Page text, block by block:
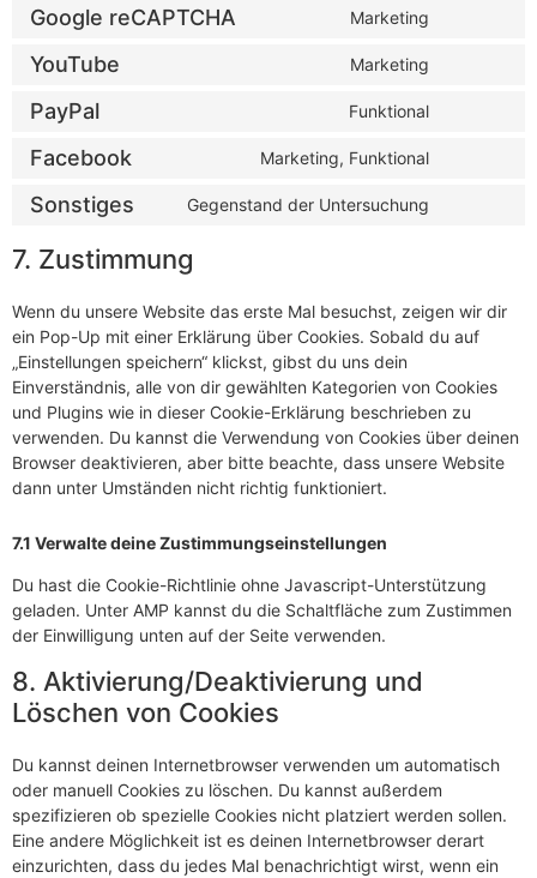
Google reCAPTCHA Marketing
YouTube Marketing
PayPal Funktional
Facebook Marketing, Funktional
Sonstiges Gegenstand der Untersuchung
7. Zustimmung
Wenn du unsere Website das erste Mal besuchst, zeigen wir dir
ein Pop-Up mit einer Erklärung über Cookies. Sobald du auf
„Einstellungen speichern“ klickst, gibst du uns dein
Einverständnis, alle von dir gewählten Kategorien von Cookies
und Plugins wie in dieser Cookie-Erklärung beschrieben zu
verwenden. Du kannst die Verwendung von Cookies über deinen
Browser deaktivieren, aber bitte beachte, dass unsere Website
dann unter Umständen nicht richtig funktioniert.
7.1 Verwalte deine Zustimmungseinstellungen
Du hast die Cookie-Richtlinie ohne Javascript-Unterstützung
geladen. Unter AMP kannst du die Schaltfläche zum Zustimmen
der Einwilligung unten auf der Seite verwenden.
8. Aktivierung/Deaktivierung und
Löschen von Cookies
Du kannst deinen Internetbrowser verwenden um automatisch
oder manuell Cookies zu löschen. Du kannst außerdem
spezifizieren ob spezielle Cookies nicht platziert werden sollen.
Eine andere Möglichkeit ist es deinen Internetbrowser derart
einzurichten, dass du jedes Mal benachrichtigt wirst, wenn ein